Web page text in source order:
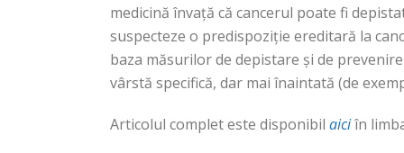
medicină învață că cancerul poate fi
suspecteze o predispoziție ereditară la
baza măsurilor de depistare și de
vârstă specifică, dar mai înaintată (de
Articolul complet este disponibil aiciîn